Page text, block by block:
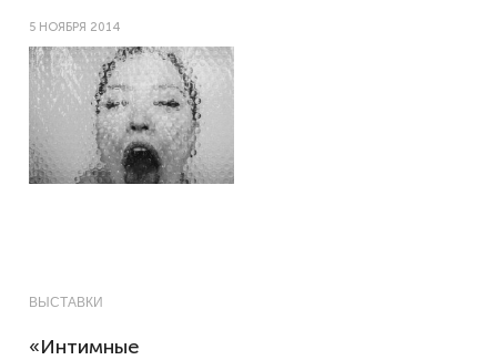
5 НОЯБРЯ 2014
ВЫСТАВКИ
«Интимные